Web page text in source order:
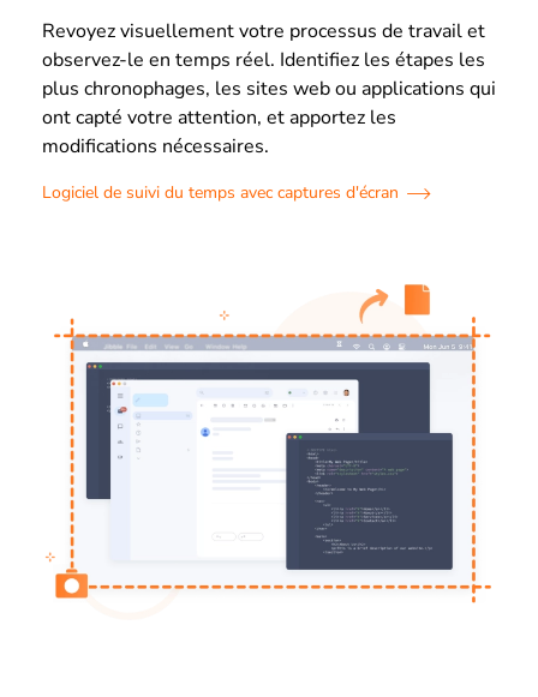
Revoyez visuellement votre processus de travail et
observez-le en temps réel. Identifiez les étapes les
plus chronophages, les sites web ou applications qui
ont capté votre attention, et apportez les
modifications nécessaires.
Logiciel de suivi du temps avec captures d'écran